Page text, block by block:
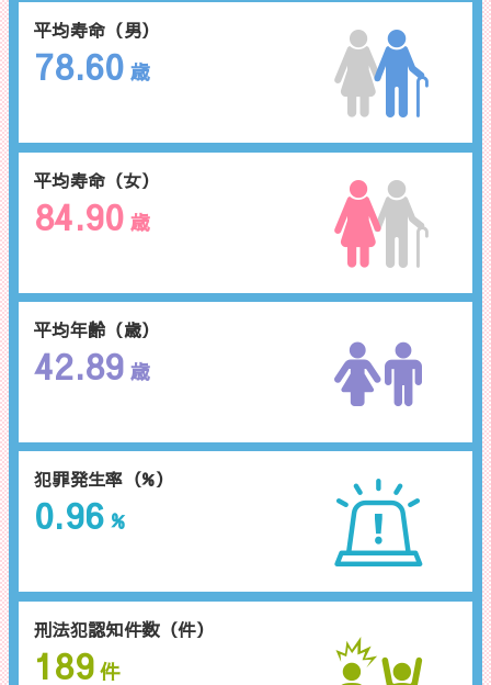
平均寿命（男）
78.60 歳
平均年齢（歳）
42.89 歳
刑法犯認知件数（件）
189 件
平均寿命（女）
84.90 歳
犯罪発生率（%）
0.96 %